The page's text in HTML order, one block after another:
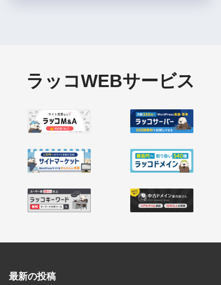
ラッコWEBサービス
最新の投稿